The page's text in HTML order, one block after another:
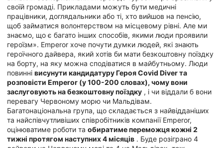
своїй громаді. Прикладами можуть бути медичні
працівники, доглядальники або ті, хто вийшов на пенсію,
щоб займатися волонтерством на місцевому рівні. Але ми
знаємо, що є багато інших способів, якими люди проявили
героїзм». Emperor хоче почути думки людей, які знають
героїчного дайвера, який хотів би мати безкоштовну поїздку
на борту, на яку можна сподіватися в майбутньому. Люди
повинні висунути кандидатуру Героя Covid Diver та
розповісти Emperor (у 100-200 словах), чому вони
заслуговують на безкоштовну поїздку , і чи віддали б вони
перевагу Червоному морю чи Мальдівам.
Багатонаціональна група, що складається з найвідданіших
та найспівчутливіших співробітників компанії Emperor,
оцінюватиме роботи та обиратиме переможця кожні 2
тижні протягом наступних 4 місяців . Буде розіграно 4